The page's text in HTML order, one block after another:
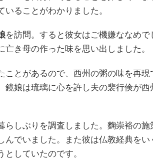
いることがわかりました。
を訪問。すると彼女はご機嫌ななめ
き母の作った味を思い出しました。
ことがあるので、西州の粥の味を再
鏡娘は琉璃に心を許し夫の裴行倹が
らしぶりを調査しました。麴崇裕の
んでいました。また彼は仏教経典を
としていたのです。